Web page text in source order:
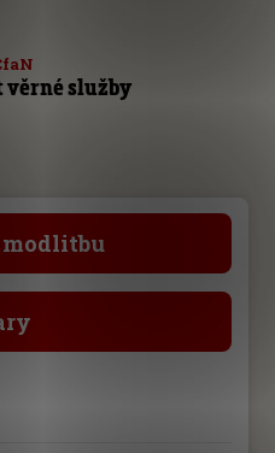
věrné služby
modlitbu